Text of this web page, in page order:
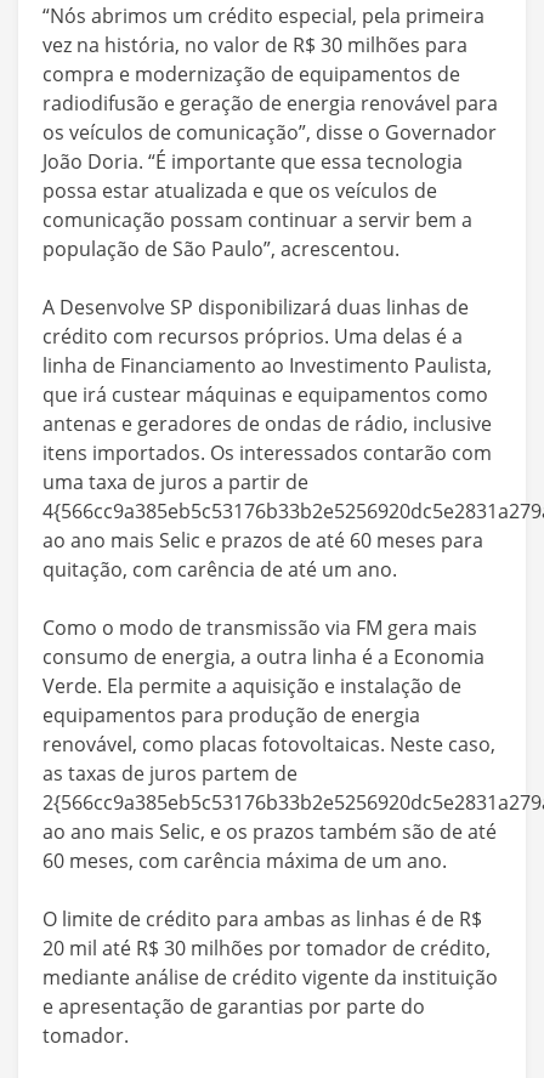
“Nós abrimos um crédito especial, pela primeira
vez na história, no valor de R$ 30 milhões para
compra e modernização de equipamentos de
radiodifusão e geração de energia renovável para
os veículos de comunicação”, disse o Governador
João Doria. “É importante que essa tecnologia
possa estar atualizada e que os veículos de
comunicação possam continuar a servir bem a
população de São Paulo”, acrescentou.
A Desenvolve SP disponibilizará duas linhas de
crédito com recursos próprios. Uma delas é a
linha de Financiamento ao Investimento Paulista,
que irá custear máquinas e equipamentos como
antenas e geradores de ondas de rádio, inclusive
itens importados. Os interessados contarão com
uma taxa de juros a partir de
ao ano mais Selic e prazos de até 60 meses para
quitação, com carência de até um ano.
Como o modo de transmissão via FM gera mais
consumo de energia, a outra linha é a Economia
Verde. Ela permite a aquisição e instalação de
equipamentos para produção de energia
renovável, como placas fotovoltaicas. Neste caso,
as taxas de juros partem de
ao ano mais Selic, e os prazos também são de até
60 meses, com carência máxima de um ano.
O limite de crédito para ambas as linhas é de R$
20 mil até R$ 30 milhões por tomador de crédito,
mediante análise de crédito vigente da instituição
e apresentação de garantias por parte do
tomador.